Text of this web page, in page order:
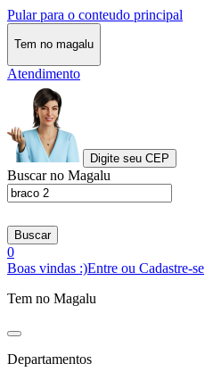
Pular para o conteudo principal
Tem no magalu
Atendimento
Digite seu CEP
Buscar no Magalu
Buscar
0
Boas vindas :)Entre ou Cadastre-se
Tem no Magalu
Departamentos